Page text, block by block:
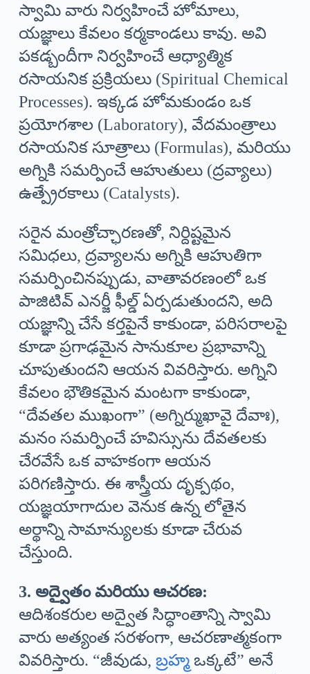
స్వామి వారు నిర్వహించే హోమాలు,
యజ్ఞాలు కేవలం కర్మకాండలు కావు. అవి
పకడ్బందీగా నిర్వహించే ఆధ్యాత్మిక
రసాయనిక ప్రక్రియలు (Spiritual Chemical
Processes). ఇక్కడ హోమకుండం ఒక
ప్రయోగశాల (Laboratory), వేదమంత్రాలు
రసాయనిక సూత్రాలు (Formulas), మరియు
అగ్నికి సమర్పించే ఆహుతులు (ద్రవ్యాలు)
ఉత్ప్రేరకాలు (Catalysts).
సరైన మంత్రోచ్ఛారణతో, నిర్దిష్టమైన
సమిధలు, ద్రవ్యాలను అగ్నికి ఆహుతిగా
సమర్పించినప్పుడు, వాతావరణంలో ఒక
పాజిటివ్ ఎనర్జీ ఫీల్డ్ ఏర్పడుతుందని, అది
యజ్ఞాన్ని చేసే కర్తపైనే కాకుండా, పరిసరాలపై
కూడా ప్రగాఢమైన సానుకూల ప్రభావాన్ని
చూపుతుందని ఆయన వివరిస్తారు. అగ్నిని
కేవలం భౌతికమైన మంటగా కాకుండా,
“దేవతల ముఖంగా” (అగ్నిర్ముఖావై దేవాః),
మనం సమర్పించే హవిస్సును దేవతలకు
చేరవేసే ఒక వాహకంగా ఆయన
పరిగణిస్తారు. ఈ శాస్త్రీయ దృక్పథం,
యజ్ఞయాగాదుల వెనుక ఉన్న లోతైన
అర్థాన్ని సామాన్యులకు కూడా చేరువ
చేస్తుంది.
3. అద్వైతం మరియు ఆచరణ:
ఆదిశంకరుల అద్వైత సిద్ధాంతాన్ని స్వామి
వారు అత్యంత సరళంగా, ఆచరణాత్మకంగా
వివరిస్తారు. “జీవుడు, బ్రహ్మఒక్కటే” అనే